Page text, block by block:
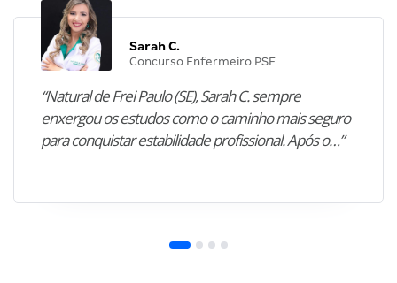
Sarah C.
Concurso Enfermeiro PSF
“Natural de Frei Paulo (SE), Sarah C. sempre
enxergou os estudos como o caminho mais seguro
para conquistar estabilidade profissional. Após o…”